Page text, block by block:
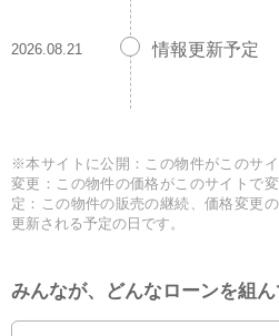
2026.08.21 情報更新予定
※本サイトに公開：この物件がこのサ
変更：この物件の価格がこのサイトで
定：この物件の販売の継続、価格変更
更新される予定の日です。
みんなが、どんなローンを組